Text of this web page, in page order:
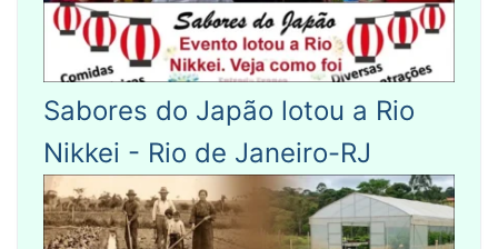
Sabores do Japão lotou a Rio
Nikkei - Rio de Janeiro-RJ